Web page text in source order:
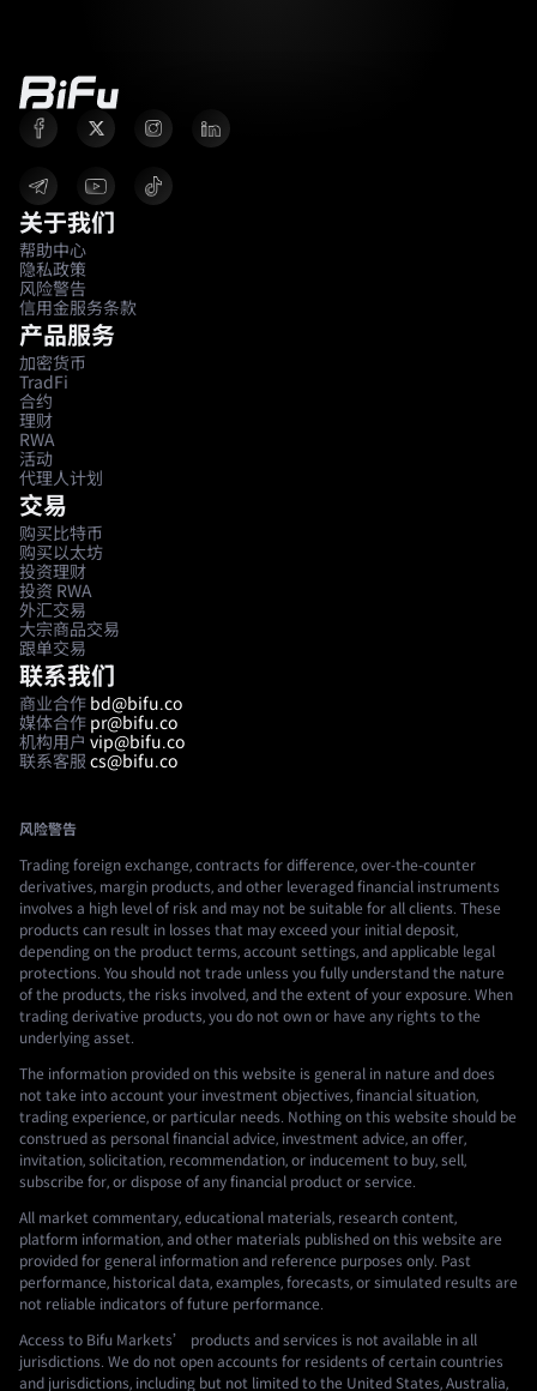
关于我们
帮助中心
隐私政策
风险警告
信用金服务条款
产品服务
加密货币
TradFi
合约
理财
RWA
活动
代理人计划
交易
购买比特币
购买以太坊
投资理财
投资 RWA
外汇交易
大宗商品交易
跟单交易
联系我们
商业合作 bd@bifu.co
媒体合作 pr@bifu.co
机构用户 vip@bifu.co
联系客服 cs@bifu.co
风险警告
Trading foreign exchange, contracts for difference, over-the-counter
derivatives, margin products, and other leveraged financial instruments
involves a high level of risk and may not be suitable for all clients. These
products can result in losses that may exceed your initial deposit,
depending on the product terms, account settings, and applicable legal
protections. You should not trade unless you fully understand the nature
of the products, the risks involved, and the extent of your exposure. When
trading derivative products, you do not own or have any rights to the
underlying asset.
The information provided on this website is general in nature and does
not take into account your investment objectives, financial situation,
trading experience, or particular needs. Nothing on this website should be
construed as personal financial advice, investment advice, an offer,
invitation, solicitation, recommendation, or inducement to buy, sell,
subscribe for, or dispose of any financial product or service.
All market commentary, educational materials, research content,
platform information, and other materials published on this website are
provided for general information and reference purposes only. Past
performance, historical data, examples, forecasts, or simulated results are
not reliable indicators of future performance.
Access to Bifu Markets’ products and services is not available in all
jurisdictions. We do not open accounts for residents of certain countries
and jurisdictions, including but not limited to the United States, Australia,